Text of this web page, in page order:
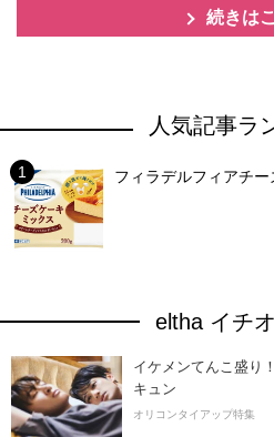
続きは
人気記事ラ
フィラデルフィアチ
eltha イチ
イケメンてんこ盛り
キュン
オリコンタイアップ特集